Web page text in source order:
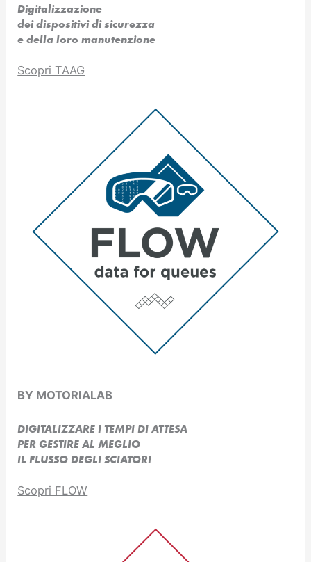
Digitalizzazione
dei dispositivi di sicurezza
e della loro manutenzione
Scopri TAAG
BY MOTORIALAB
DIGITALIZZARE I TEMPI DI ATTESA
PER GESTIRE AL MEGLIO
IL FLUSSO DEGLI SCIATORI
Scopri FLOW